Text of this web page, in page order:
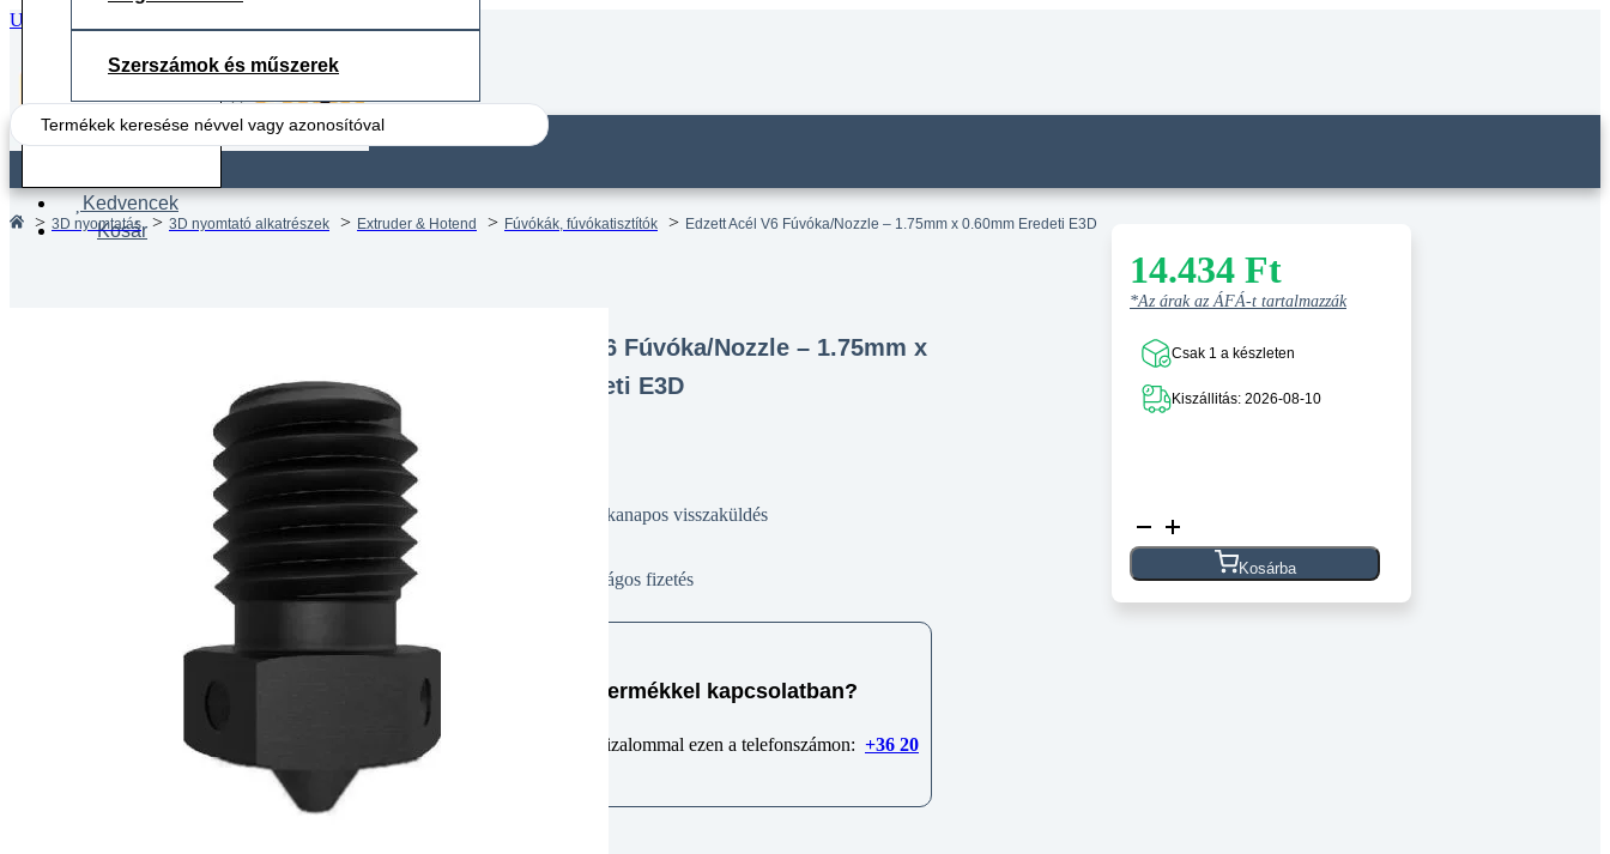
Ugrás a fő tartalomhoz
Search
...
Kedvencek
Kosár
Szerszámok és műszerek
3D nyomtatás 3D nyomtató alkatrészek Extruder & Hotend Fúvókák, fúvókatisztítók Edzett Acél V6 Fúvóka/Nozzle – 1.75mm x 0.60mm Eredeti E3D
Edzett Acél V6 Fúvóka/Nozzle – 1.75mm x
0.60mm Eredeti E3D
14 munkanapos visszaküldés
Biztonságos fizetés
Kérdése van termékkel kapcsolatban?
Keressen minket bizalommal ezen a telefonszámon: +36 20
14.434 Ft
*Az árak az ÁFÁ-t tartalmazzák
Csak 1 a készleten
Kiszállitás: 2026-08-10
Edzett
Acél
Fúvóka/Nozzle
-
Kosárba